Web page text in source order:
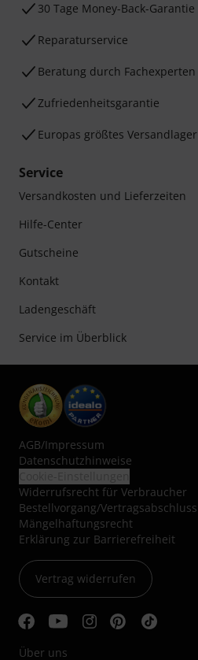
30 Tage Money-Back-Garantie
Reparaturservice
Beratung durch Fachexperten
Zufriedenheitsgarantie
Europas größtes Versandlager
Service
Versandkosten und Lieferzeiten
Hilfe-Center
Gutscheine
Kontakt
Ladengeschäft
Service im Überblick
AGB/Impressum
Datenschutzhinweise
Widerrufsrecht für Verbraucher
Bestellvorgang/Vertragsabschluss
Mängelhaftungsrecht
Erklärung zur Barrierefreiheit
Vertrag widerrufen
Über uns